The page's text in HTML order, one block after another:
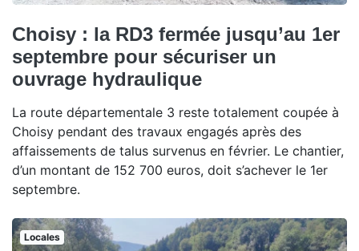
Choisy : la RD3 fermée jusqu’au 1er
septembre pour sécuriser un
ouvrage hydraulique
La route départementale 3 reste totalement coupée à
Choisy pendant des travaux engagés après des
affaissements de talus survenus en février. Le chantier,
d’un montant de 152 700 euros, doit s’achever le 1er
septembre.
Locales